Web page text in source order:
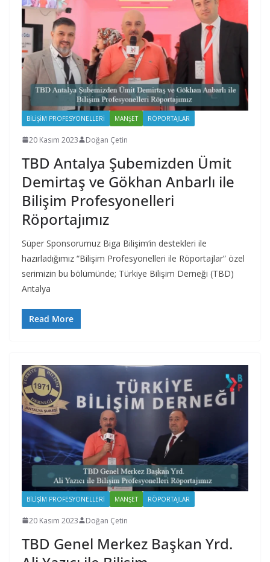
BILIŞIM PROFESYONELLERI MANŞET RÖPORTAJLAR
20 Kasım 2023 Doğan Çetin
TBD Antalya Şubemizden Ümit
Demirtaş ve Gökhan Anbarlı ile
Bilişim Profesyonelleri
Röportajımız
Süper Sponsorumuz Biga Bilişim‘in destekleri ile
hazırladığımız “Bilişim Profesyonelleri ile Röportajlar” özel
serimizin bu bölümünde; Türkiye Bilişim Derneği (TBD)
Antalya
Read More
BILIŞIM PROFESYONELLERI MANŞET RÖPORTAJLAR
20 Kasım 2023 Doğan Çetin
TBD Genel Merkez Başkan Yrd.